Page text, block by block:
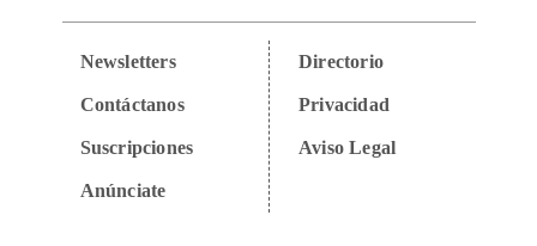
Newsletters
Contáctanos
Suscripciones
Anúnciate
Directorio
Privacidad
Aviso Legal